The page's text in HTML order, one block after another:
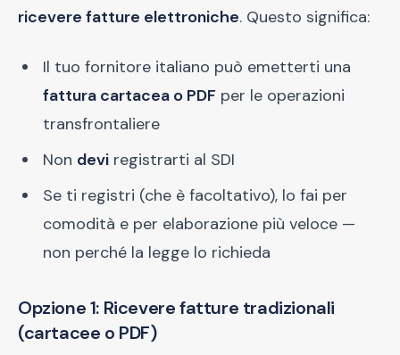
ricevere fatture elettroniche. Questo significa:
Il tuo fornitore italiano può emetterti una
fattura cartacea o PDF per le operazioni
transfrontaliere
Non devi registrarti al SDI
Se ti registri (che è facoltativo), lo fai per
comodità e per elaborazione più veloce —
non perché la legge lo richieda
Opzione 1: Ricevere fatture tradizionali
(cartacee o PDF)